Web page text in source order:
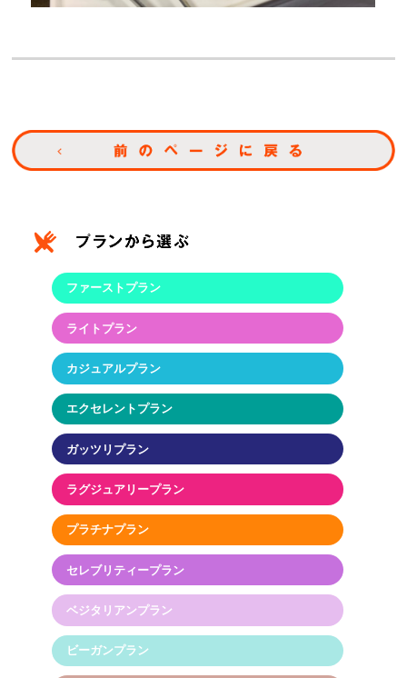
ファーストプラン
ライトプラン
カジュアルプラン
エクセレントプラン
ガッツリプラン
ラグジュアリープラン
プラチナプラン
セレブリティープラン
ベジタリアンプラン
ビーガンプラン